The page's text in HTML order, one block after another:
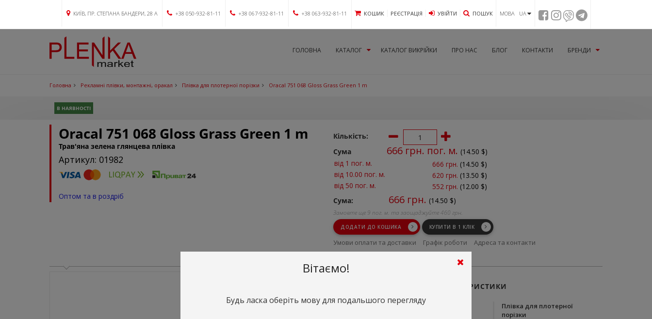
КИЇВ, ПР. СТЕПАНА БАНДЕРИ, 28 А +38 050-932-81-11 +38 067-932-81-11 +38 063-932-81-11 КОШИК РЕЄСТРАЦІЯ УВIЙТИ ПОШУК МОВА UA
ГОЛОВНА КАТАЛОГ КАТАЛОГ ВИКРІЙКИ ПРО НАС БЛОГ КОНТАКТИ БРЕНДИ
Головна Рекламні плівки, монтажні, оракал Плівка для плотерної порізки Oracal 751 068 Gloss Grass Green 1 m
В НАЯВНОСТІ
Oracal 751 068 Gloss Grass Green 1 m
Трав'яна зелена глянцева плівка
Артикул: 01982
Оптом та в роздріб
Кількість:
Сума
666 грн. пог. м. (14.50 $)
від 1 пог. м.
666 грн. (14.50 $)
від 10.00 пог. м.
620 грн. (13.50 $)
від 50 пог. м.
552 грн. (12.00 $)
Сума:
666 грн. (14.50 $)
Замовте ще 9 пог. м. та заощаджуйте 460 грн.
ДОДАТИ ДО КОШИКА КУПИТИ В 1 КЛІК
Умови оплати та доставки Графік роботи
Адреса та контакти
Умови повернення
ХАРАКТЕРИСТИКИ
Плівка для плотерної
порізки
Вітаємо!
Будь ласка оберіть мову для подальшого перегляду